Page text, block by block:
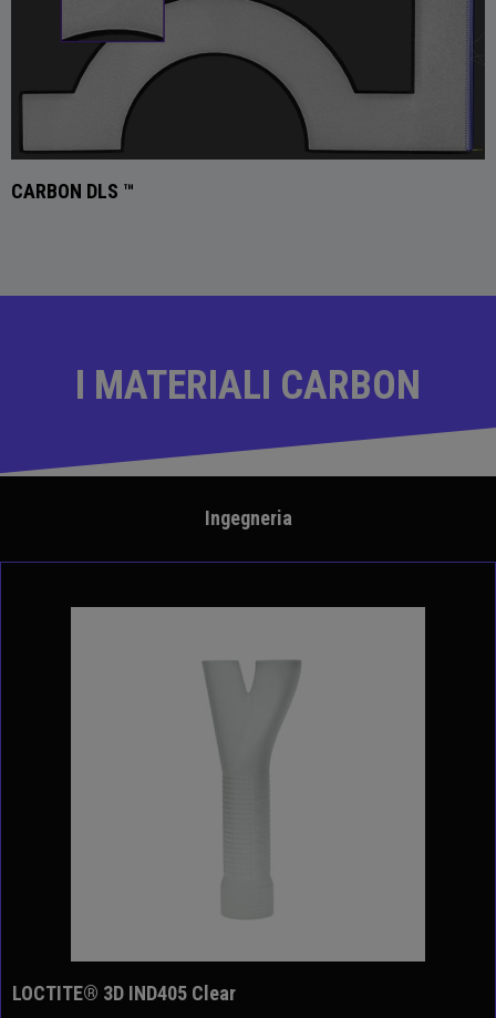
CARBON DLS ™
I MATERIALI CARBON
Ingegneria
LOCTITE® 3D IND405 Clear